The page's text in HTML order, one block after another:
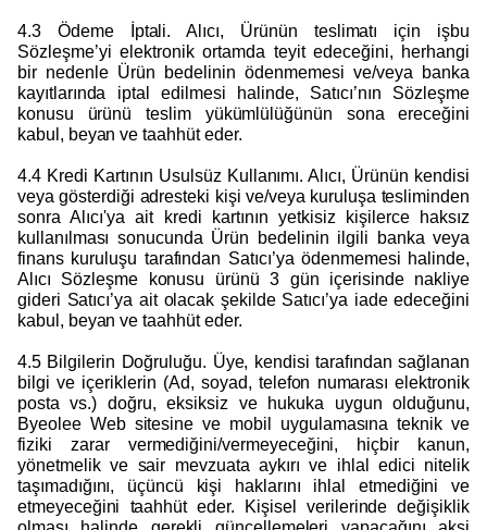
4.3 Ödeme İptali. Alıcı, Ürünün teslimatı için işbu
Sözleşme’yi elektronik ortamda teyit edeceğini, herhangi
bir nedenle Ürün bedelinin ödenmemesi ve/veya banka
kayıtlarında iptal edilmesi halinde, Satıcı’nın Sözleşme
konusu ürünü teslim yükümlülüğünün sona ereceğini
kabul, beyan ve taahhüt eder.
4.4 Kredi Kartının Usulsüz Kullanımı. Alıcı, Ürünün kendisi
veya gösterdiği adresteki kişi ve/veya kuruluşa tesliminden
sonra Alıcı'ya ait kredi kartının yetkisiz kişilerce haksız
kullanılması sonucunda Ürün bedelinin ilgili banka veya
finans kuruluşu tarafından Satıcı’ya ödenmemesi halinde,
Alıcı Sözleşme konusu ürünü 3 gün içerisinde nakliye
gideri Satıcı’ya ait olacak şekilde Satıcı’ya iade edeceğini
kabul, beyan ve taahhüt eder.
4.5 Bilgilerin Doğruluğu. Üye, kendisi tarafından sağlanan
bilgi ve içeriklerin (Ad, soyad, telefon numarası elektronik
posta vs.) doğru, eksiksiz ve hukuka uygun olduğunu,
Byeolee Web sitesine ve mobil uygulamasına teknik ve
fiziki zarar vermediğini/vermeyeceğini, hiçbir kanun,
yönetmelik ve sair mevzuata aykırı ve ihlal edici nitelik
taşımadığını, üçüncü kişi haklarını ihlal etmediğini ve
etmeyeceğini taahhüt eder. Kişisel verilerinde değişiklik